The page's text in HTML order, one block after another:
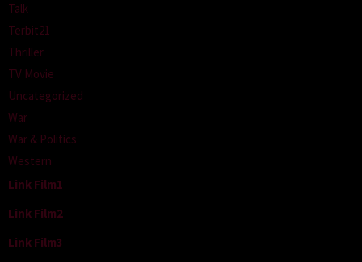
Talk
Terbit21
Thriller
TV Movie
Uncategorized
War
War & Politics
Western
Link Film1
Link Film2
Link Film3